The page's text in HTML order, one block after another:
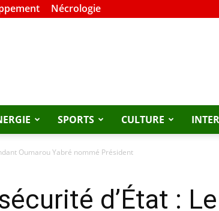
Nécrologie
SPORTS CULTURE
Oumarou Yabré nommé Président
d’État :